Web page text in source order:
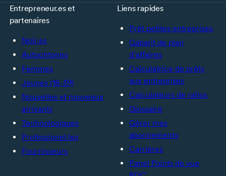
Entrepreneur.es et
partenaires
Noir.es
Autochtones
Femmes
Jeunes (18-39)
Nouvelles et nouveaux
arrivants
Technologiques
Professionel.les
Fournisseurs
Liens rapides
Prêt petites entreprises
Gabarit de plan
d’affaires
Calculatrice de prêts
aux entreprises
Calculateurs de ratios
Glossaire
Gérer mes
abonnements
Carrières
Panel Points de vue